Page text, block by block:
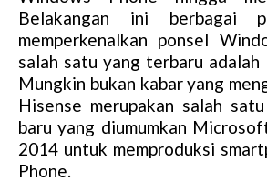
Belakangan ini berbagai
memperkenalkan ponsel
salah satu yang terbaru adalah
Mungkin bukan kabar yang
Hisense merupakan salah
baru yang diumumkan
2014 untuk memproduksi
Phone.